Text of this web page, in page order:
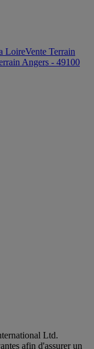
LoireVente Terrain
Angers - 49100
Ltd.
afin d'assurer un